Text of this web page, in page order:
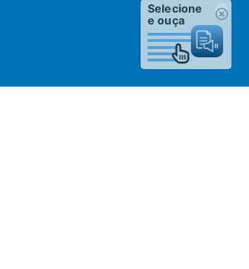
Selecione
e ouça